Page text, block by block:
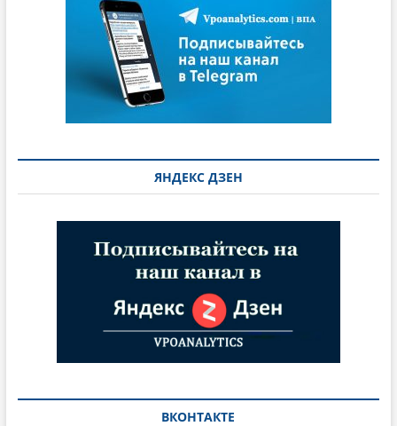
ЯНДЕКС ДЗЕН
ВКОНТАКТЕ